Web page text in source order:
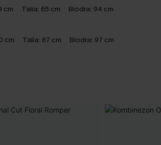
cm Talia: 65 cm Biodra: 94 cm
cm Talia: 67 cm Biodra: 97 cm